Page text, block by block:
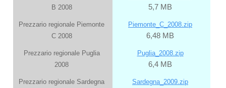
B 2008
5,7 MB
Prezzario regionale Piemonte
C 2008
Piemonte_C_2008.zip
6,48 MB
Prezzario regionale Puglia
2008
Puglia_2008.zip
6,4 MB
Prezzario regionale Sardegna
Sardegna_2009.zip